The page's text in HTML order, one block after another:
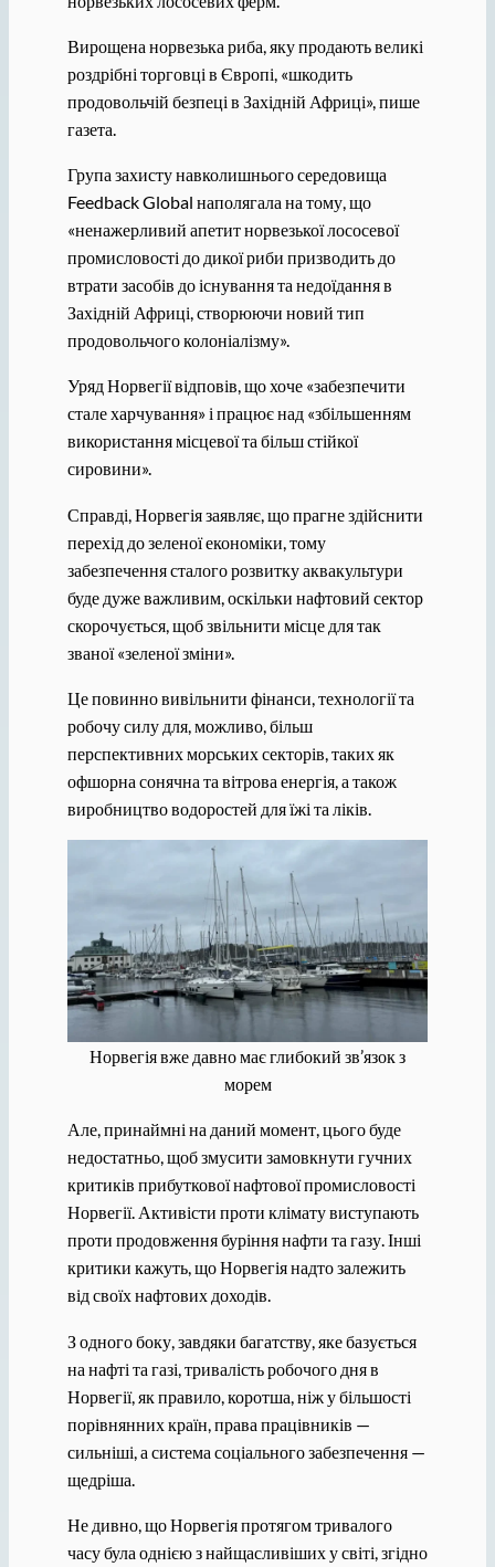
Вирощена норвезька риба, яку продають великі
роздрібні торговці в Європі, «шкодить
продовольчій безпеці в Західній Африці», пише
газета.
Група захисту навколишнього середовища
Feedback Global наполягала на тому, що
«ненажерливий апетит норвезької лососевої
промисловості до дикої риби призводить до
втрати засобів до існування та недоїдання в
Західній Африці, створюючи новий тип
продовольчого колоніалізму».
Уряд Норвегії відповів, що хоче «забезпечити
стале харчування» і працює над «збільшенням
використання місцевої та більш стійкої
сировини».
Справді, Норвегія заявляє, що прагне здійснити
перехід до зеленої економіки, тому
забезпечення сталого розвитку аквакультури
буде дуже важливим, оскільки нафтовий сектор
скорочується, щоб звільнити місце для так
званої «зеленої зміни».
Це повинно вивільнити фінанси, технології та
робочу силу для, можливо, більш
перспективних морських секторів, таких як
офшорна сонячна та вітрова енергія, а також
виробництво водоростей для їжі та ліків.
Норвегія вже давно має глибокий зв’язок з
морем
Але, принаймні на даний момент, цього буде
недостатньо, щоб змусити замовкнути гучних
критиків прибуткової нафтової промисловості
Норвегії. Активісти проти клімату виступають
проти продовження буріння нафти та газу. Інші
критики кажуть, що Норвегія надто залежить
від своїх нафтових доходів.
З одного боку, завдяки багатству, яке базується
на нафті та газі, тривалість робочого дня в
Норвегії, як правило, коротша, ніж у більшості
порівнянних країн, права працівників —
сильніші, а система соціального забезпечення —
щедріша.
Не дивно, що Норвегія протягом тривалого
часу була однією з найщасливіших у світі, згідно